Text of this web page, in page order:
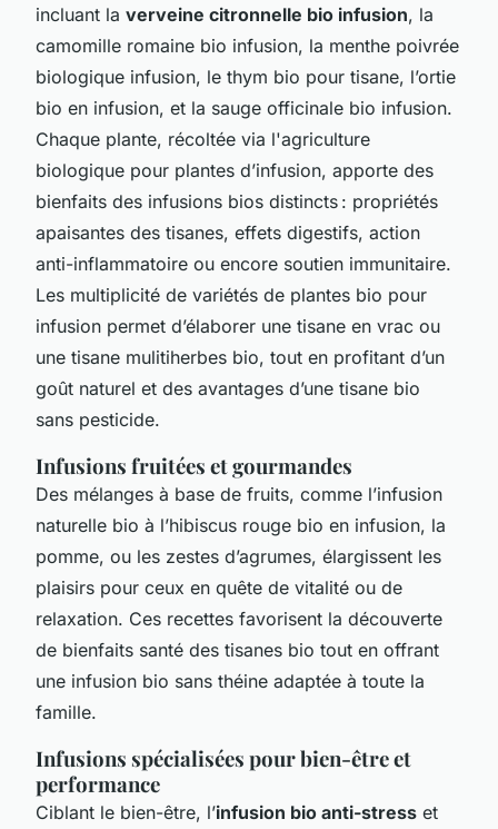
incluant la verveine citronnelle bio infusion, la
camomille romaine bio infusion, la menthe poivrée
biologique infusion, le thym bio pour tisane, l’ortie
bio en infusion, et la sauge officinale bio infusion.
Chaque plante, récoltée via l'agriculture
biologique pour plantes d’infusion, apporte des
bienfaits des infusions bios distincts : propriétés
apaisantes des tisanes, effets digestifs, action
anti-inflammatoire ou encore soutien immunitaire.
Les multiplicité de variétés de plantes bio pour
infusion permet d’élaborer une tisane en vrac ou
une tisane mulitiherbes bio, tout en profitant d’un
goût naturel et des avantages d’une tisane bio
sans pesticide.
Infusions fruitées et gourmandes
Des mélanges à base de fruits, comme l’infusion
naturelle bio à l’hibiscus rouge bio en infusion, la
pomme, ou les zestes d’agrumes, élargissent les
plaisirs pour ceux en quête de vitalité ou de
relaxation. Ces recettes favorisent la découverte
de bienfaits santé des tisanes bio tout en offrant
une infusion bio sans théine adaptée à toute la
famille.
Infusions spécialisées pour bien-être et
performance
Ciblant le bien-être, l’infusion bio anti-stress et